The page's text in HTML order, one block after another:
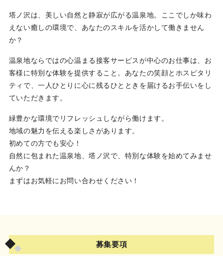
塔ノ沢は、美しい自然と静寂が広がる温泉地。ここでしか味わ
えない癒しの環境で、あなたのスキルを活かして働きません
か？
温泉地ならではの心温まる接客サービスが中心のお仕事は、お
客様に特別な体験を提供すること。あなたの笑顔とホスピタリ
ティで、一人ひとりに心に残るひとときを届けるお手伝いをし
ていただきます。
緑豊かな環境でリフレッシュしながら働けます。
地域の魅力を伝える楽しさがあります。
初めての方でも安心！
自然に包まれた温泉地、塔ノ沢で、特別な体験を始めてみませ
んか？
まずはお気軽にお問い合わせください！
募集要項